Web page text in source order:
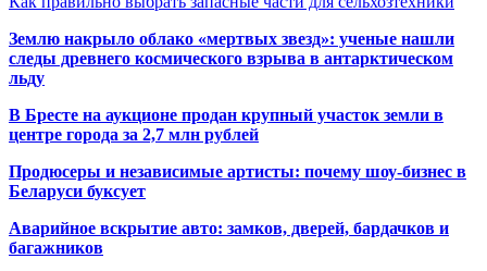
Землю накрыло облако «мертвых звезд»: ученые нашли
следы древнего космического взрыва в антарктическом
льду
В Бресте на аукционе продан крупный участок земли в
центре города за 2,7 млн рублей
Продюсеры и независимые артисты: почему шоу-бизнес в
Беларуси буксует
Аварийное вскрытие авто: замков, дверей, бардачков и
багажников